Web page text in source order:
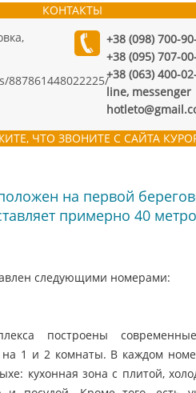
КОНТАКТЫ
887861448022225/
+38 (098) 700-
+38 (095) 707-
+38 (063) 400-
line, messenger
ЧТО ЗВОНИТЕ С САЙТА
на первой
примерно 40
следующими номерами:
построены
1 и 2 комнаты. В каждом
кухонная зона с плитой,